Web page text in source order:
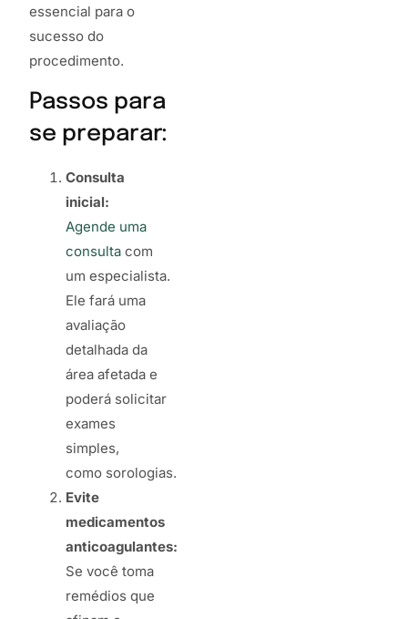
essencial para o
sucesso do
procedimento.
Passos para
se preparar:
Consulta
inicial:
Agende uma
consulta com
um especialista.
Ele fará uma
avaliação
detalhada da
área afetada e
poderá solicitar
exames
simples,
como sorologias.
Evite
medicamentos
anticoagulantes:
Se você toma
remédios que